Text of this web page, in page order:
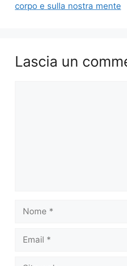
corpo e sulla nostra mente
Lascia un